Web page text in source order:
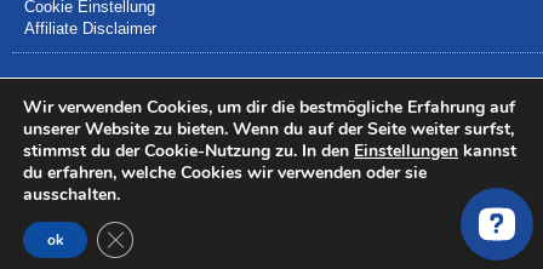
Cookie Einstellung
Affiliate Disclaimer
© 2024 info@motorschadenvergleich.de
Wir verwenden Cookies, um dir die bestmögliche Erfahrung auf
unserer Website zu bieten. Wenn du auf der Seite weiter surfst,
stimmst du der Cookie-Nutzung zu. In den Einstellungen kannst
du erfahren, welche Cookies wir verwenden oder sie
ausschalten.
ok GDPR Cookie-Banner schließen